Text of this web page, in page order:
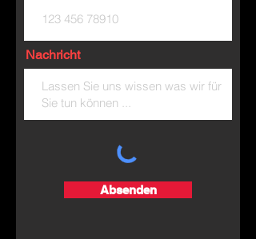
Nachricht
Absenden